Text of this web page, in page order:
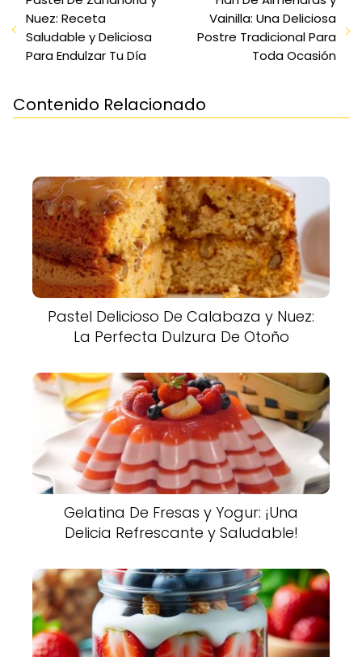
Nuez: Receta
Saludable y Deliciosa
Para Endulzar Tu Día
Vainilla: Una Deliciosa
Postre Tradicional Para
Toda Ocasión
Contenido Relacionado
Pastel Delicioso De Calabaza y Nuez:
La Perfecta Dulzura De Otoño
Gelatina De Fresas y Yogur: ¡Una
Delicia Refrescante y Saludable!